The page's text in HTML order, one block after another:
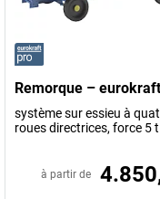
Remorque –
système sur essieu à
roues directrices, force 5 t
à partir de